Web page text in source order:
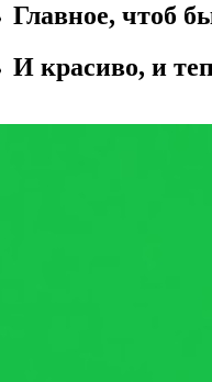
Главное, чтоб
И красиво, и